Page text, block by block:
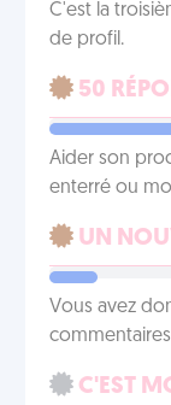
C'est la
de profil.
50
Aider son
enterré ou
UN
Vous avez
C'EST